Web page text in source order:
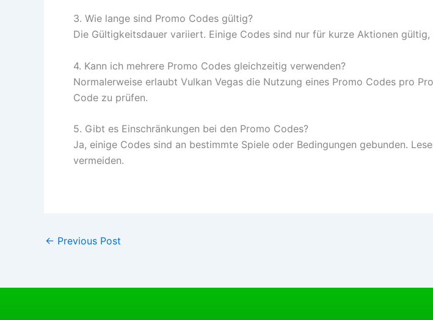
3. Wie lange sind Promo Codes gültig?
Die Gültigkeitsdauer variiert. Einige Codes sind nur für kurze Aktionen
4. Kann ich mehrere Promo Codes gleichzeitig verwenden?
Normalerweise erlaubt Vulkan Vegas die Nutzung eines Promo Codes pro
Code zu prüfen.
5. Gibt es Einschränkungen bei den Promo Codes?
Ja, einige Codes sind an bestimmte Spiele oder Bedingungen gebunden.
vermeiden.
← Previous Post